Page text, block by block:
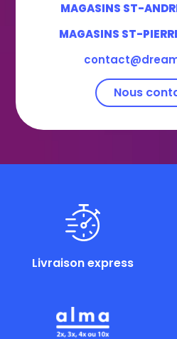
MAGASINS ST-
MAGASINS ST-
Nous
Livraison express